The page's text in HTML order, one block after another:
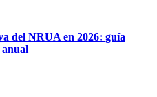
del NRUA en 2026: guía